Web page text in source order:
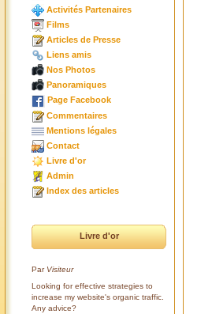
Activités Partenaires
Films
Articles de Presse
Liens amis
Nos Photos
Panoramiques
Page Facebook
Commentaires
Mentions légales
Contact
Livre d'or
Admin
Index des articles
Livre d'or
Par Visiteur
Looking for effective strategies to
increase my website's organic traffic.
Any advice?